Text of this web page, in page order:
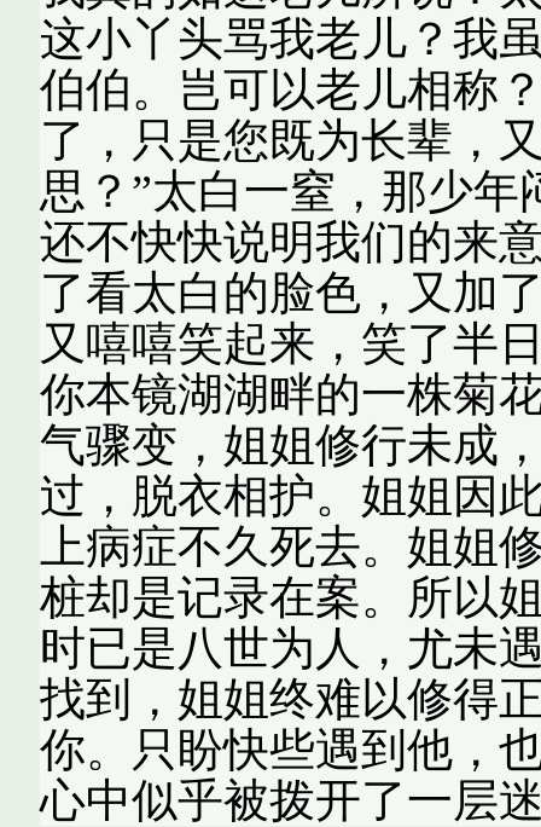
这小丫头骂我老儿？我
伯伯。岂可以老儿相称
了，只是您既为长辈，
思？”太白一窒，那少
还不快快说明我们的来
了看太白的脸色，又加
又嘻嘻笑起来，笑了半
你本镜湖湖畔的一株菊
气骤变，姐姐修行未成
过，脱衣相护。姐姐因
上病症不久死去。姐姐
桩却是记录在案。所以
时已是八世为人，尤未
找到，姐姐终难以修得
你。只盼快些遇到他，
心中似乎被拨开了一层